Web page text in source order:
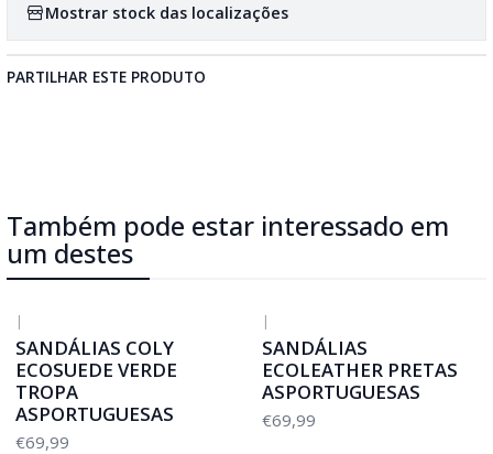
Mostrar stock das localizações
PARTILHAR ESTE PRODUTO
Também pode estar interessado em
um destes
|
SANDÁLIAS COLY
ECOSUEDE VERDE
TROPA
ASPORTUGUESAS
€69,99
|
SANDÁLIAS
ECOLEATHER PRETAS
ASPORTUGUESAS
€69,99